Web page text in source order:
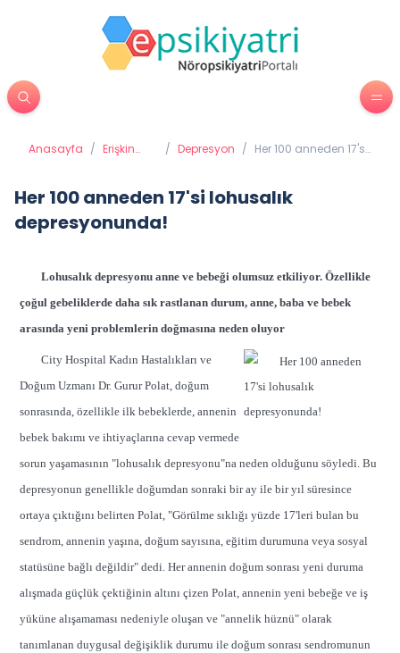
Anasayfa / Erişkin
/ Depresyon / Her 100 anneden 17'si
Her 100 anneden 17'si lohusalık
depresyonunda!
Lohusalık depresyonu anne ve bebeği olumsuz etkiliyor. Özellikle
çoğul gebeliklerde daha sık rastlanan durum, anne, baba ve bebek
arasında yeni problemlerin doğmasına neden oluyor
City Hospital Kadın Hastalıkları ve
Doğum Uzmanı Dr. Gurur Polat, doğum
sonrasında, özellikle ilk bebeklerde, annenin
bebek bakımı ve ihtiyaçlarına cevap vermede
sorun yaşamasının "lohusalık depresyonu"na neden olduğunu söyledi. Bu
depresyonun genellikle doğumdan sonraki bir ay ile bir yıl süresince
ortaya çıktığını belirten Polat, "Görülme sıklığı yüzde 17'leri bulan bu
sendrom, annenin yaşına, doğum sayısına, eğitim durumuna veya sosyal
statüsüne bağlı değildir" dedi. Her annenin doğum sonrası yeni duruma
alışmada güçlük çektiğinin altını çizen Polat, annenin yeni bebeğe ve iş
yüküne alışamaması nedeniyle oluşan ve "annelik hüznü" olarak
tanımlanan duygusal değişiklik durumu ile doğum sonrası sendromunun